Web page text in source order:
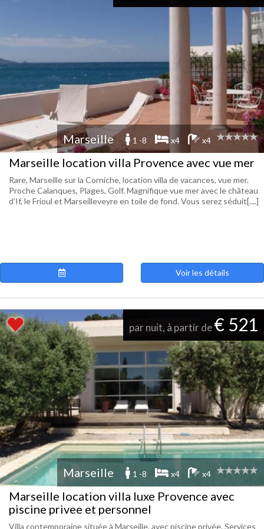
Marseille 1 -8 x4 x4
Marseille location villa Provence avec vue mer
Rare, Marseille sur la Corniche, location villa de vacances, vue mer.
Proche Calanques, Plages, Golf. Magnifique vue mer avec le château
d’If, le Frioul et Marseilleveyre en toile de fond. Vous serez séduit[....]
Voir les détails
par nuit, à partir de€ 521
Marseille 1 -8 x4 x4
Marseille location villa luxe Provence avec
piscine privee et personnel
Villa contemporaine située à Marseille, avec piscine privée. Services